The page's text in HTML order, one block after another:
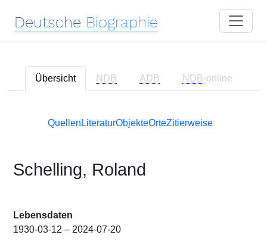
Deutsche Biographie
Übersicht NDB ADB NDB-online
Quellen LiteraturObjekteOrteZitierweise
Schelling, Roland
Lebensdaten
1930-03-12 – 2024-07-20